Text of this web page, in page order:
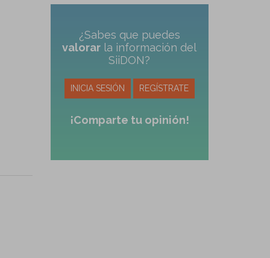
¿Sabes que puedes
valorar la información del
SiiDON?
INICIA SESIÓN REGÍSTRATE
¡Comparte tu opinión!